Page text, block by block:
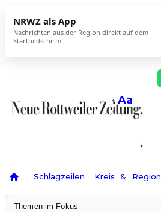
NRWZ als App
Nachrichten aus der Region direkt auf dem
Startbildschirm.
Aa
Schlagzeilen Kreis & Region
Themen im Fokus